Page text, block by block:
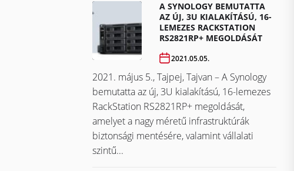
A SYNOLOGY BEMUTATTA
AZ ÚJ, 3U KIALAKÍTÁSÚ, 16-
LEMEZES RACKSTATION
RS2821RP+ MEGOLDÁSÁT
2021.05.05.
2021. május 5., Tajpej, Tajvan – A Synology
bemutatta az új, 3U kialakítású, 16-lemezes
RackStation RS2821RP+ megoldását,
amelyet a nagy méretű infrastruktúrák
biztonsági mentésére, valamint vállalati
szintű...